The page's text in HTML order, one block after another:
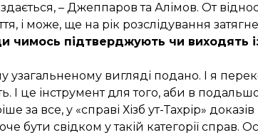
– Джеппаров та Алімов. От
і може, ще на рік розслідування
чимось підтверджують чи виходять
узагальненому вигляді подано. І я
І це інструмент для того, аби в
за все, у «справі Хізб ут-Тахрір» доказів
бути свідком у такій категорії справ.